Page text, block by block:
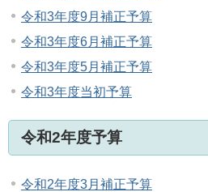
令和3年度9月補正予算
令和3年度6月補正予算
令和3年度5月補正予算
令和3年度当初予算
令和2年度予算
令和2年度3月補正予算